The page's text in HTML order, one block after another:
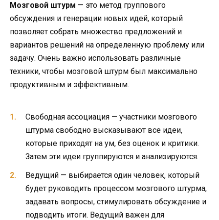
Мозговой штурм — это метод группового
обсуждения и генерации новых идей, который
позволяет собрать множество предложений и
вариантов решений на определенную проблему или
задачу. Очень важно использовать различные
техники, чтобы мозговой штурм был максимально
продуктивным и эффективным.
Свободная ассоциация — участники мозгового
штурма свободно высказывают все идеи,
которые приходят на ум, без оценок и критики.
Затем эти идеи группируются и анализируются.
Ведущий — выбирается один человек, который
будет руководить процессом мозгового штурма,
задавать вопросы, стимулировать обсуждение и
подводить итоги. Ведущий важен для